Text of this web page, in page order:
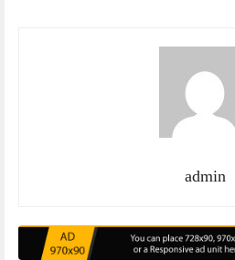
admin